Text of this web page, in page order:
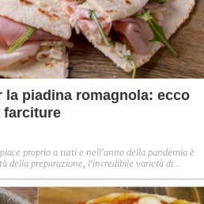
la piadina romagnola: ecco
farciture
proprio a tutti e nell'anno della pandemia è
della preparazione, l'incredibile varietà di
quali sono gli abbinamenti più gustosi per le